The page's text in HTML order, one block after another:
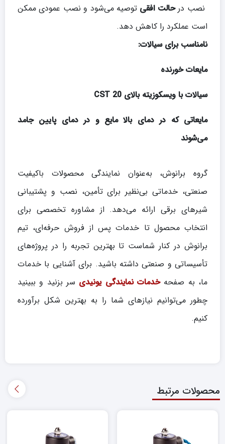
نصب درحالت افقیتوصیه می‌شود و نصب عمودی ممکن
است عملکرد را کاهش دهد.
نامناسب برای سیالات:
مایعات خورنده
سیالات با ویسکوزیته بالای 20
مایعاتی که در دمای بالا مایع و در دمای پایین جامد
می‌شوند
گروه برانوش، به‌عنوان نمایندگی محصولات باکیفیت
صنعتی، خدماتی بی‌نظیر برای تأمین، نصب و پشتیبانی
شیرهای برقی ارائه می‌دهد. از مشاوره تخصصی برای
انتخاب محصول تا خدمات پس از فروش حرفه‌ای، تیم
برانوش در کنار شماست تا بهترین تجربه را در پروژه‌های
تأسیساتی و صنعتی داشته باشید. برای آشنایی با خدمات
ما، به صفحهخدمات نمایندگی یونیدی سر بزنید و ببینید
چطور می‌توانیم نیازهای شما را به بهترین شکل برآورده
کنیم.
محصولات مرتبط